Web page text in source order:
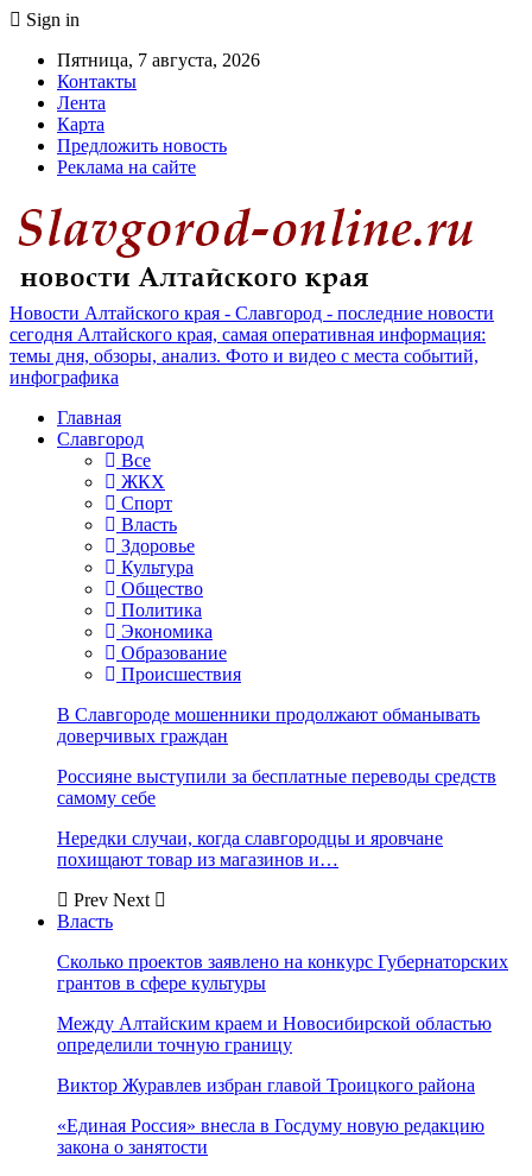
Sign in
Пятница, 7 августа, 2026
Контакты
Лента
Карта
Предложить новость
Реклама на сайте
Новости Алтайского края - Славгород - последние новости
сегодня Алтайского края, самая оперативная информация:
темы дня, обзоры, анализ. Фото и видео с места событий,
инфографика
Главная
Славгород
Все
ЖКХ
Спорт
Власть
Здоровье
Культура
Общество
Политика
Экономика
Образование
Происшествия
В Славгороде мошенники продолжают обманывать
доверчивых граждан
Россияне выступили за бесплатные переводы средств
самому себе
Нередки случаи, когда славгородцы и яровчане
похищают товар из магазинов и…
Prev Next
Власть
Сколько проектов заявлено на конкурс Губернаторских
грантов в сфере культуры
Между Алтайским краем и Новосибирской областью
определили точную границу
Виктор Журавлев избран главой Троицкого района
«Единая Россия» внесла в Госдуму новую редакцию
закона о занятости